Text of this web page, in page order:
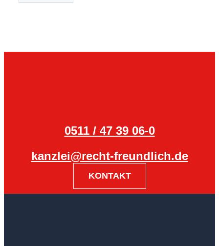
0511 / 47 39 06-0
kanzlei@recht-freundlich.de
KONTAKT